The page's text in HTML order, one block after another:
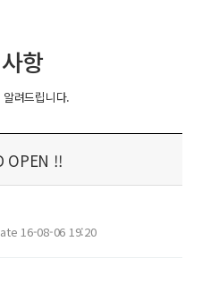
항
려드립니다.
OPEN !!
16-08-06 19:20